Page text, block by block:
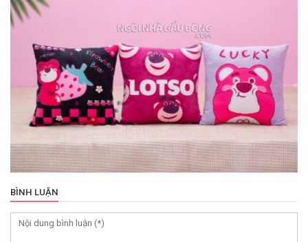
BÌNH LUẬN